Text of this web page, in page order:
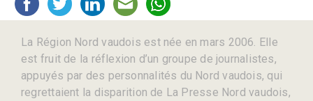
La Région Nord vaudois est née en mars 2006. Elle
est fruit de la réflexion d’un groupe de journalistes,
appuyés par des personnalités du Nord vaudois, qui
regrettaient la disparition de La Presse Nord vaudois,